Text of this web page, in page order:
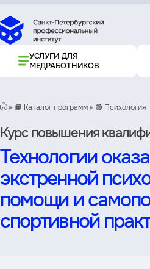
УСЛУГИ ДЛЯ
МЕДРАБОТНИКОВ
📙 Каталог программ 🟢 Психология
Курс повышения
Технологии
экстренной
помощи и
спортивной